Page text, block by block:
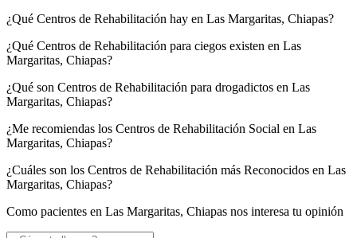
¿Qué Centros de Rehabilitación hay en Las Margaritas, Chiapas?
¿Qué Centros de Rehabilitación para ciegos existen en Las
Margaritas, Chiapas?
¿Qué son Centros de Rehabilitación para drogadictos en Las
Margaritas, Chiapas?
¿Me recomiendas los Centros de Rehabilitación Social en Las
Margaritas, Chiapas?
¿Cuáles son los Centros de Rehabilitación más Reconocidos en Las
Margaritas, Chiapas?
Como pacientes en Las Margaritas, Chiapas nos interesa tu opinión